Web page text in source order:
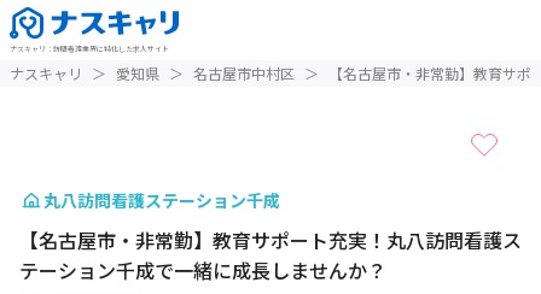
ナスキャリ ： 訪問看護業界に特化した求人サイト
ナスキャリ ＞ 愛知県 ＞ 名古屋市中村区 ＞ 【名古屋市・非常勤】教育サ
丸八訪問看護ステーション千成
【名古屋市・非常勤】教育サポート充実！丸八訪問看護ス
テーション千成で一緒に成長しませんか？